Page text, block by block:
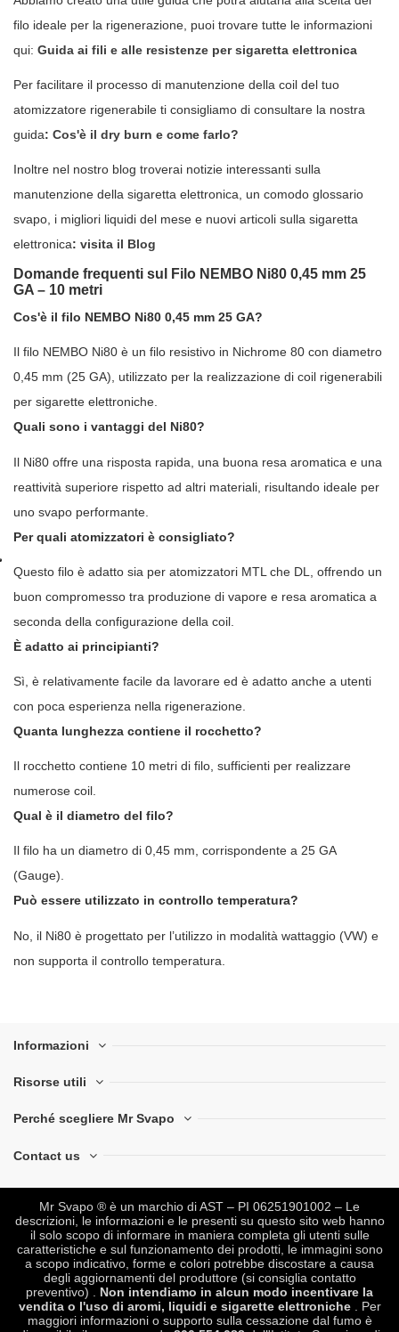
filo ideale per la rigenerazione, puoi trovare tutte le informazioni
qui: Guida ai fili e alle resistenze per sigaretta elettronica
Per facilitare il processo di manutenzione della coil del tuo
atomizzatore rigenerabile ti consigliamo di consultare la nostra
guida: Cos'è il dry burn e come farlo?
Inoltre nel nostro blog troverai notizie interessanti sulla
manutenzione della sigaretta elettronica, un comodo glossario
svapo, i migliori liquidi del mese e nuovi articoli sulla sigaretta
elettronica: visita il Blog
Domande frequenti sul Filo NEMBO Ni80 0,45 mm 25
GA – 10 metri
Cos'è il filo NEMBO Ni80 0,45 mm 25 GA?
Il filo NEMBO Ni80 è un filo resistivo in Nichrome 80 con diametro
0,45 mm (25 GA), utilizzato per la realizzazione di coil rigenerabili
per sigarette elettroniche.
Quali sono i vantaggi del Ni80?
Il Ni80 offre una risposta rapida, una buona resa aromatica e una
reattività superiore rispetto ad altri materiali, risultando ideale per
uno svapo performante.
Per quali atomizzatori è consigliato?
Questo filo è adatto sia per atomizzatori MTL che DL, offrendo un
buon compromesso tra produzione di vapore e resa aromatica a
seconda della configurazione della coil.
È adatto ai principianti?
Sì, è relativamente facile da lavorare ed è adatto anche a utenti
con poca esperienza nella rigenerazione.
Quanta lunghezza contiene il rocchetto?
Il rocchetto contiene 10 metri di filo, sufficienti per realizzare
numerose coil.
Qual è il diametro del filo?
Il filo ha un diametro di 0,45 mm, corrispondente a 25 GA
(Gauge).
Può essere utilizzato in controllo temperatura?
No, il Ni80 è progettato per l’utilizzo in modalità wattaggio (VW) e
non supporta il controllo temperatura.
Informazioni
Risorse utili
Perché scegliere Mr Svapo
Contact us
Mr Svapo ® è un marchio di AST – PI 06251901002 – Le
descrizioni, le informazioni e le presenti su questo sito web hanno
il solo scopo di informare in maniera completa gli utenti sulle
caratteristiche e sul funzionamento dei prodotti, le immagini sono
a scopo indicativo, forme e colori potrebbe discostare a causa
degli aggiornamenti del produttore (si consiglia contatto
preventivo) . Non intendiamo in alcun modo incentivare la
vendita o l'uso di aromi, liquidi e sigarette elettroniche. Per
maggiori informazioni o supporto sulla cessazione dal fumo è